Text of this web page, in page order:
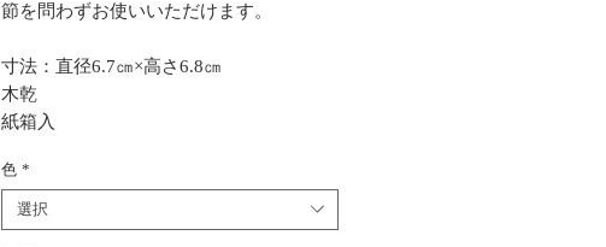
節を問わずお使いいただけます。
寸法：直径6.7㎝×高さ6.8㎝
木乾
紙箱入
色 *
選択